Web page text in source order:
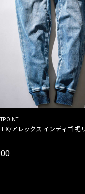
アレックス インディゴ 裾